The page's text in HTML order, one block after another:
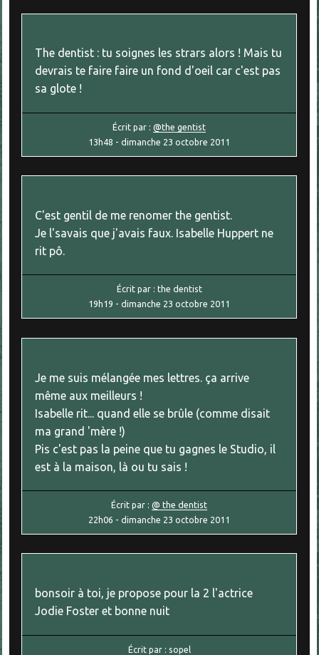
The dentist : tu soignes les strars alors ! Mais tu
devrais te faire faire un fond d'oeil car c'est pas
sa glote !
Écrit par :@the gentist
13h48 -dimanche 23 octobre 2011
C'est gentil de me renomer the gentist.
Je l'savais que j'avais faux. Isabelle Huppert ne
rit pô.
Écrit par : the dentist
19h19 -dimanche 23 octobre 2011
Je me suis mélangée mes lettres. ça arrive
même aux meilleurs !
Isabelle rit... quand elle se brûle (comme disait
ma grand 'mère !)
Pis c'est pas la peine que tu gagnes le Studio, il
est à la maison, là ou tu sais !
Écrit par :@ the dentist
22h06 -dimanche 23 octobre 2011
bonsoir à toi, je propose pour la 2 l'actrice
Jodie Foster et bonne nuit
Écrit par : sopel